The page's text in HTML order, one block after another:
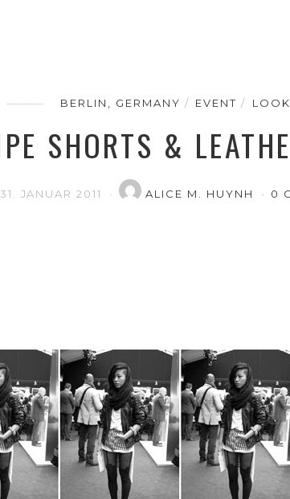
BERLIN, GERMANY EVENT
SHORTS &
31. JANUAR 2011 ALICE M. HUYNH 0